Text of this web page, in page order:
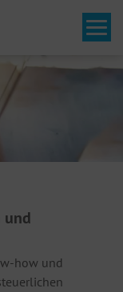
und
how und